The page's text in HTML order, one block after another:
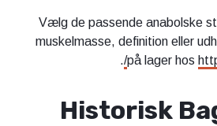
Vælg de passende anabolske
muskelmasse, definition eller
på lager hos
.